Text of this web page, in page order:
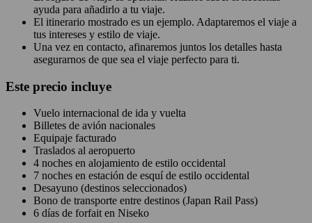
ayuda para añadirlo a tu viaje.
El itinerario mostrado es un ejemplo. Adaptaremos el viaje a
tus intereses y estilo de viaje.
Una vez en contacto, afinaremos juntos los detalles hasta
asegurarnos de que sea el viaje perfecto para ti.
Este precio incluye
Vuelo internacional de ida y vuelta
Billetes de avión nacionales
Equipaje facturado
Traslados al aeropuerto
4 noches en alojamiento de estilo occidental
7 noches en estación de esquí de estilo occidental
Desayuno (destinos seleccionados)
Bono de transporte entre destinos (Japan Rail Pass)
6 días de forfait en Niseko